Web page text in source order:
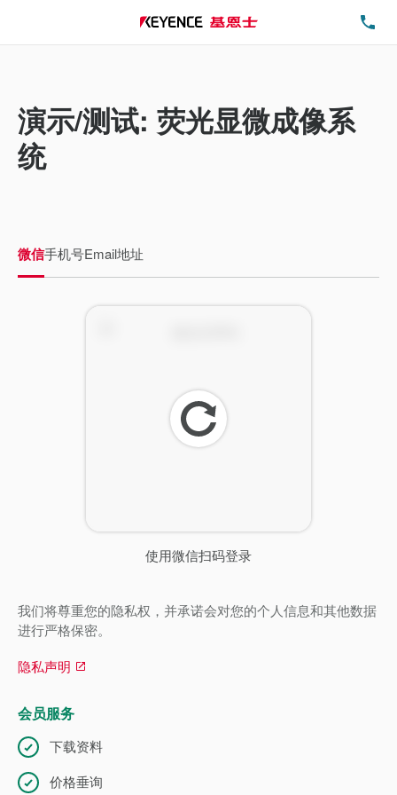
演示/测试: 荧光显微成像系
统
微信手机号Email地址
使用微信扫码登录
刷
新
我们将尊重您的隐私权，并承诺会对您的个人信息和其他数据
进行严格保密。
隐私声明
会员服务
下载资料
价格垂询